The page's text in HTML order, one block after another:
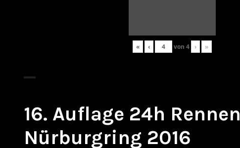
« ‹ von 4 › »
16. Auflage 24h Rennen
Nürburgring 2016